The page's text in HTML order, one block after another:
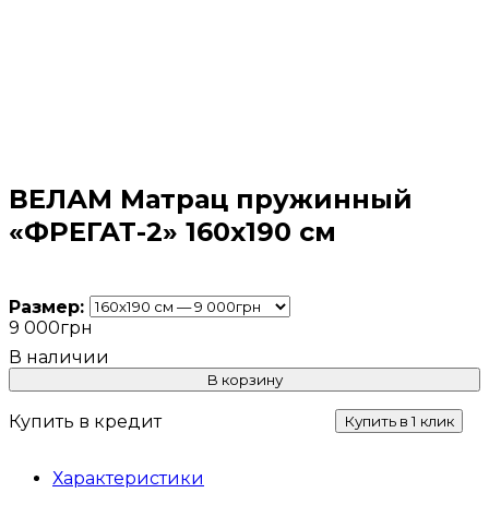
ВЕЛАМ Матрац пружинный
«ФРЕГАТ-2» 160х190 см
Размер:
9 000грн
В корзину
Купить в кредит Купить в 1 клик
Характеристики